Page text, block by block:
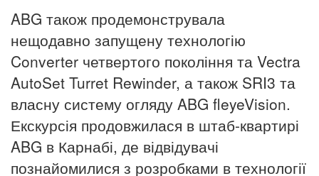
ABG також продемонструвала
нещодавно запущену технологію
Converter четвертого покоління та Vectra
AutoSet Turret Rewinder, а також SRI3 та
власну систему огляду ABG fleyeVision.
Екскурсія продовжилася в штаб-квартирі
ABG в Карнабі, де відвідувачі
познайомилися з розробками в технології